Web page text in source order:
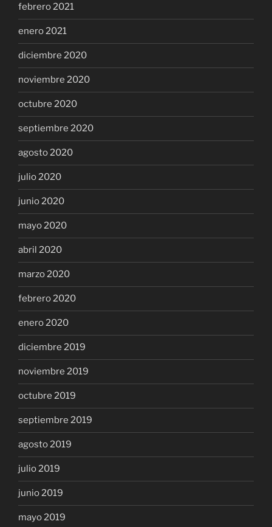
febrero 2021
enero 2021
diciembre 2020
noviembre 2020
octubre 2020
septiembre 2020
agosto 2020
julio 2020
junio 2020
mayo 2020
abril 2020
marzo 2020
febrero 2020
enero 2020
diciembre 2019
noviembre 2019
octubre 2019
septiembre 2019
agosto 2019
julio 2019
junio 2019
mayo 2019